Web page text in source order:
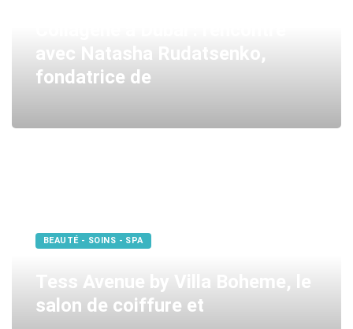
avec Natasha Rudatsenko,
fondatrice de
BEAUTÉ - SOINS - SPA
Tess Avenue by Villa Boheme, le
salon de coiffure et